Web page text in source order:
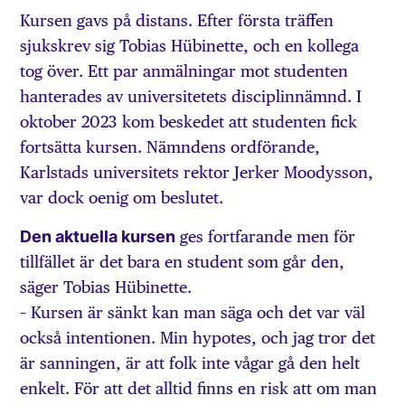
Kursen gavs på distans. Efter första träffen
sjukskrev sig Tobias Hübinette, och en kollega
tog över. Ett par anmälningar mot studenten
hanterades av universitetets disciplinnämnd. I
oktober 2023 kom beskedet att studenten fick
fortsätta kursen. Nämndens ordförande,
Karlstads universitets rektor Jerker Moodysson,
var dock oenig om beslutet.
Den aktuella kursen ges fortfarande men för
tillfället är det bara en student som går den,
säger Tobias Hübinette.
– Kursen är sänkt kan man säga och det var väl
också intentionen. Min hypotes, och jag tror det
är sanningen, är att folk inte vågar gå den helt
enkelt. För att det alltid finns en risk att om man